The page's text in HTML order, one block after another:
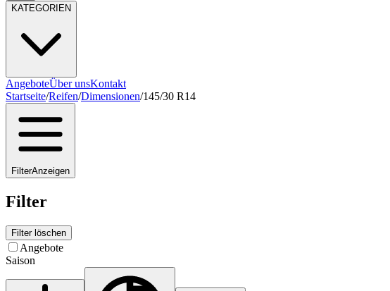
KATEGORIEN
AngeboteÜber unsKontakt
Startseite/Reifen/Dimensionen/145/30 R14
FilterAnzeigen
Filter
Filter löschen
Angebote
Saison